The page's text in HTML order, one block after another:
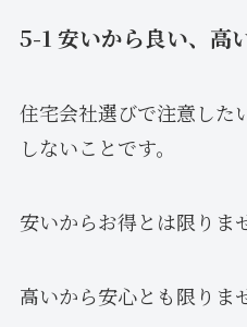
5-1 安いから良い、高
住宅会社選びで注意した
しないことです。
安いからお得とは限りま
高いから安心とも限りま